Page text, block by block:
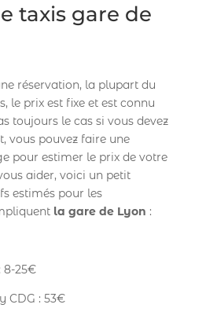
taxis gare de
réservation, la plupart du
le prix est fixe et est connu
toujours le cas si vous devez
vous pouvez faire une
pour estimer le prix de votre
aider, voici un petit
estimés pour les
la gare de Lyon :
8-25€
CDG : 53€